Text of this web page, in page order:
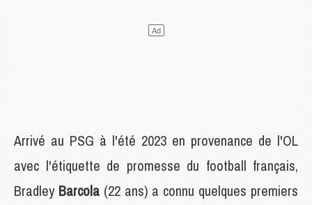
Arrivé au PSG à l'été 2023 en provenance de l'OL
avec l'étiquette de promesse du football français,
Bradley Barcola(22 ans) a connu quelques premiers